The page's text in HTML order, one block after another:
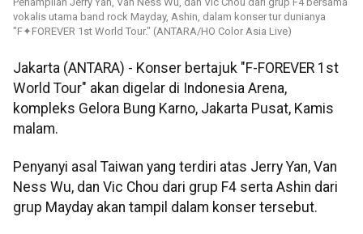
vokalis utama band rock Mayday, Ashin, dalam konser tur dunianya
"F✦FOREVER 1st World Tour." (ANTARA/HO Color Asia Live)
Jakarta (ANTARA) - Konser bertajuk "F-FOREVER 1st
World Tour" akan digelar di Indonesia Arena,
kompleks Gelora Bung Karno, Jakarta Pusat, Kamis
malam.
Penyanyi asal Taiwan yang terdiri atas Jerry Yan, Van
Ness Wu, dan Vic Chou dari grup F4 serta Ashin dari
grup Mayday akan tampil dalam konser tersebut.